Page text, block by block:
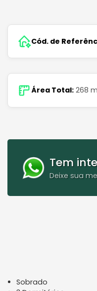
Cód. de
Área Total: 268
Tem
Deixe sua
Sobrado